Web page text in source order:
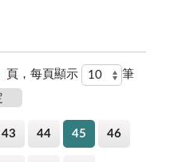
頁，每頁顯示 筆
43 44 45 46